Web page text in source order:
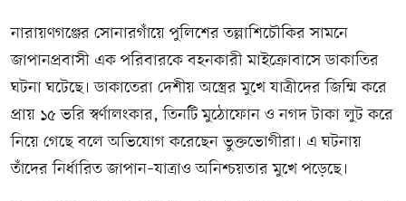
নারায়ণগঞ্জের সোনারগাঁয়ে পুলিশের তল্লাশিচৌকির সামনে
জাপানপ্রবাসী এক পরিবারকে বহনকারী মাইক্রোবাসে ডাকাতির
ঘটনা ঘটেছে। ডাকাতেরা দেশীয় অস্ত্রের মুখে যাত্রীদের জিম্মি করে
প্রায় ১৫ ভরি স্বর্ণালংকার, তিনটি মুঠোফোন ও নগদ টাকা লুট করে
নিয়ে গেছে বলে অভিযোগ করেছেন ভুক্তভোগীরা। এ ঘটনায়
তাঁদের নির্ধারিত জাপান–যাত্রাও অনিশ্চয়তার মুখে পড়েছে।